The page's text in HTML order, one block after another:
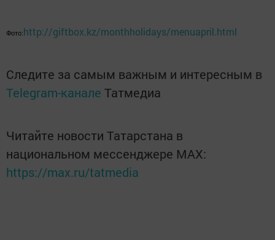
Фото:http://giftbox.kz/monthholidays/menuapril.html
Следите за самым важным и интересным в
Telegram-канале Татмедиа
Читайте новости Татарстана в
национальном мессенджере MАХ:
https://max.ru/tatmedia